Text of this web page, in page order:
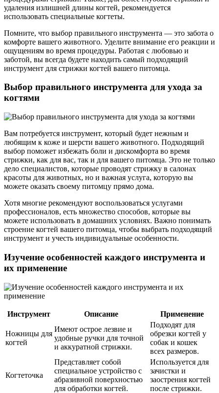
удаления излишней длины когтей, рекомендуется
использовать специальные когтеты.
Помните, что выбор правильного инструмента — это забота о
комфорте вашего животного. Уделите внимание его реакции и
ощущениям во время процедуры. Работая с любовью и
заботой, вы всегда будете находить самый подходящий
инструмент для стрижки когтей вашего питомца.
Выбор правильного инструмента для ухода за
когтями
Вам потребуется инструмент, который будет нежным и
любящим к коже и шерсти вашего животного. Подходящий
выбор поможет избежать боли и дискомфорта во время
стрижки, как для вас, так и для вашего питомца. Это не только
дело специалистов, которые проводят стрижку в салонах
красоты для животных, но и важная услуга, которую вы
можете оказать своему питомцу прямо дома.
Хотя многие рекомендуют воспользоваться услугами
профессионалов, есть множество способов, которые вы
можете использовать в домашних условиях. Важно понимать
строение когтей вашего питомца, чтобы выбрать подходящий
инструмент и учесть индивидуальные особенности.
Изучение особенностей каждого инструмента и
их применение
Инструмент Описание Применение
Ножницы для
когтей
Имеют острое лезвие и
удобные ручки для точной
и аккуратной стрижки.
Подходят для
обрезки когтей у
собак и кошек
всех размеров.
Когтеточка
Представляет собой
специальное устройство с
абразивной поверхностью
для обработки когтей.
Используется для
зачистки и
заострения когтей
после стрижки.